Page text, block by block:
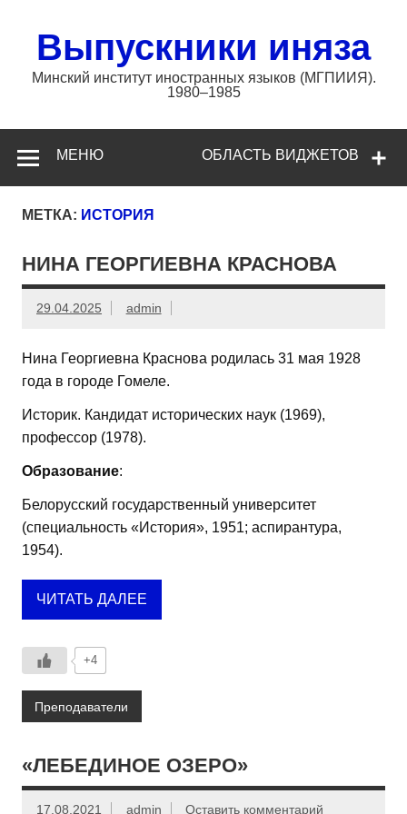
содержимому
Выпускники иняза
Минский институт иностранных языков (МГПИИЯ).
1980–1985
ОБЛАСТЬ ВИДЖЕТОВ
МЕНЮ
МЕТКА: ИСТОРИЯ
НИНА ГЕОРГИЕВНА КРАСНОВА
29.04.2025 admin
Нина Георгиевна Краснова родилась 31 мая 1928
года в городе Гомеле.
Историк. Кандидат исторических наук (1969),
профессор (1978).
Образование:
Белорусский государственный университет
(специальность «История», 1951; аспирантура,
1954).
ЧИТАТЬ ДАЛЕЕ
+4
Преподаватели
«ЛЕБЕДИНОЕ ОЗЕРО»
17.08.2021 admin Оставить комментарий